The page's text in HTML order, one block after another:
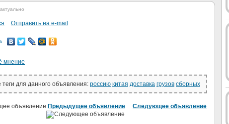
Отправить на e-mail
мнение
теги для данного объявления: россию китая доставка грузов сборных
Предыдущее объявление Следующее объявление